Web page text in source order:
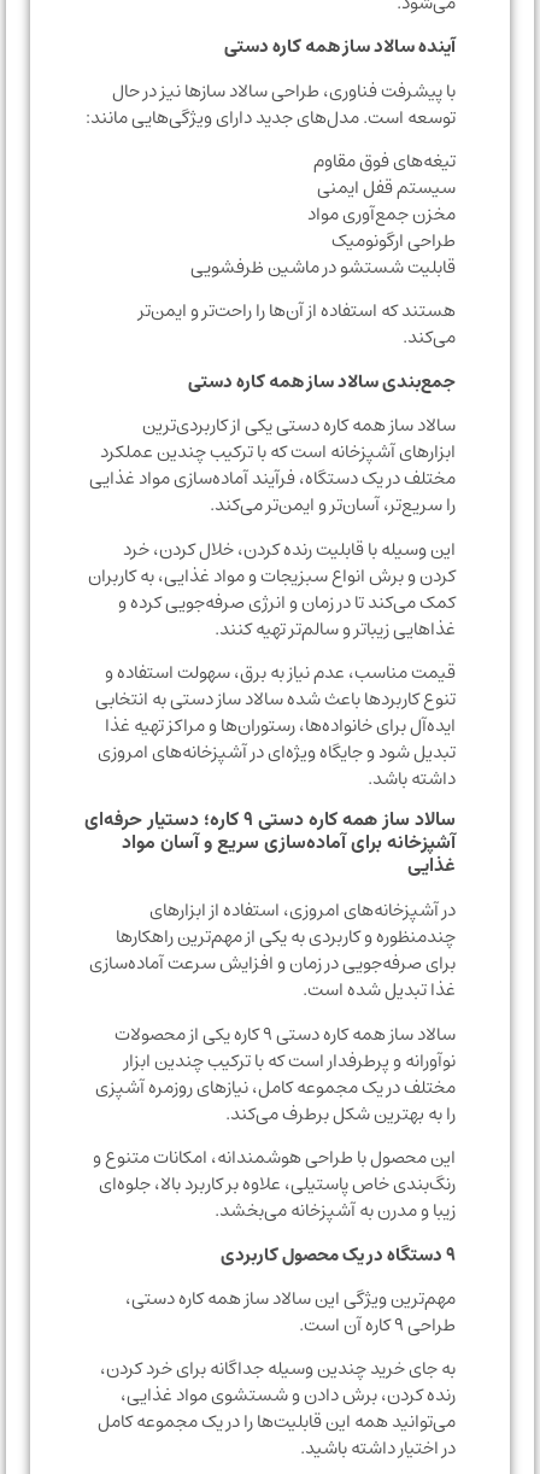
آینده سالاد ساز همه کاره دستی
با پیشرفت فناوری، طراحی سالاد سازها نیز در حال
توسعه است. مدل‌های جدید دارای ویژگی‌هایی مانند:
تیغه‌های فوق مقاوم
سیستم قفل ایمنی
مخزن جمع‌آوری مواد
طراحی ارگونومیک
قابلیت شستشو در ماشین ظرفشویی
هستند که استفاده از آن‌ها را راحت‌تر و ایمن‌تر
می‌کند.
جمع‌بندی سالاد ساز همه کاره دستی
سالاد ساز همه کاره دستی یکی از کاربردی‌ترین
ابزارهای آشپزخانه است که با ترکیب چندین عملکرد
مختلف در یک دستگاه، فرآیند آماده‌سازی مواد غذایی
را سریع‌تر، آسان‌تر و ایمن‌تر می‌کند.
این وسیله با قابلیت رنده کردن، خلال کردن، خرد
کردن و برش انواع سبزیجات و مواد غذایی، به کاربران
کمک می‌کند تا در زمان و انرژی صرفه‌جویی کرده و
غذاهایی زیباتر و سالم‌تر تهیه کنند.
قیمت مناسب، عدم نیاز به برق، سهولت استفاده و
تنوع کاربردها باعث شده سالاد ساز دستی به انتخابی
ایده‌آل برای خانواده‌ها، رستوران‌ها و مراکز تهیه غذا
تبدیل شود و جایگاه ویژه‌ای در آشپزخانه‌های امروزی
داشته باشد.
سالاد ساز همه کاره دستی ۹ کاره؛ دستیار حرفه‌ای
آشپزخانه برای آماده‌سازی سریع و آسان مواد
غذایی
در آشپزخانه‌های امروزی، استفاده از ابزارهای
چندمنظوره و کاربردی به یکی از مهم‌ترین راهکارها
برای صرفه‌جویی در زمان و افزایش سرعت آماده‌سازی
غذا تبدیل شده است.
سالاد ساز همه کاره دستی ۹ کاره یکی از محصولات
نوآورانه و پرطرفدار است که با ترکیب چندین ابزار
مختلف در یک مجموعه کامل، نیازهای روزمره آشپزی
را به بهترین شکل برطرف می‌کند.
این محصول با طراحی هوشمندانه، امکانات متنوع و
رنگ‌بندی خاص پاستیلی، علاوه بر کاربرد بالا، جلوه‌ای
زیبا و مدرن به آشپزخانه می‌بخشد.
مهم‌ترین ویژگی این سالاد ساز همه کاره دستی،
طراحی ۹ کاره آن است.
به جای خرید چندین وسیله جداگانه برای خرد کردن،
رنده کردن، برش دادن و شستشوی مواد غذایی،
می‌توانید همه این قابلیت‌ها را در یک مجموعه کامل
در اختیار داشته باشید.